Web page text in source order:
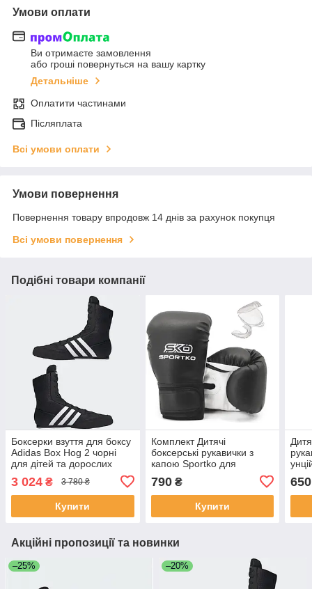
Умови оплати
Ви отримаєте замовлення
або гроші повернуться на вашу картку
Детальніше
Оплатити частинами
Післяплата
Всі умови оплати
Умови повернення
Повернення товару впродовж 14 днів за рахунок покупця
Всі умови повернення
Подібні товари компанії
Боксерки взуття для боксу
Adidas Box Hog 2 чорні
для дітей та дорослих
3 024 ₴ 3 780 ₴
Купити
Комплект Дитячі
боксерські рукавички з
капою Sportko для
унцій, для бокса та
єдиноборств
790₴
Купити
650
Акційні пропозиції та новинки
–25% –20%